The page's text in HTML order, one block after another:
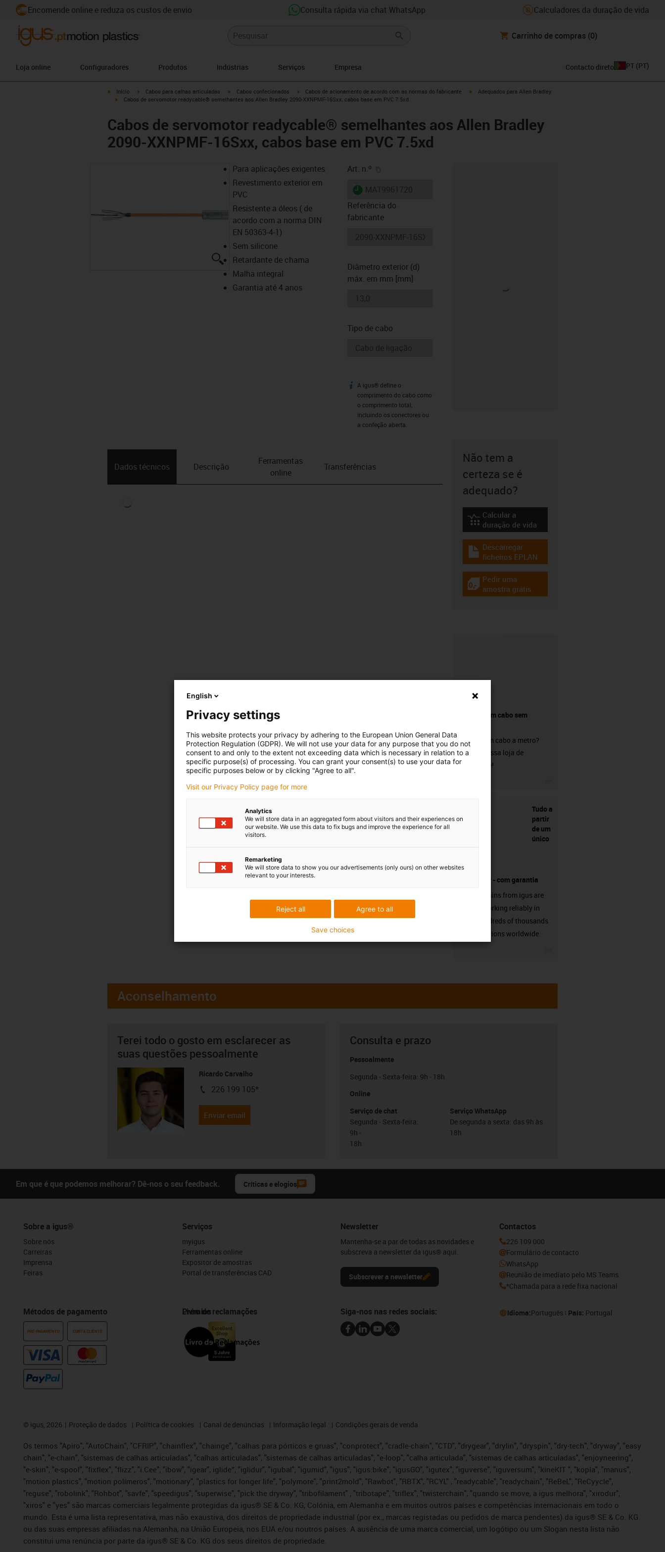
Encomende online e reduza os custos de envio Consulta rápida via chat WhatsApp Calculadores da duração de vida
Carrinho de compras (0)
Loja online Configuradores Produtos Indústrias Serviços Empresa Contacto direto PT (PT)
igus-icon-arrow-right
Início igus-icon-arrow-right
Cabos para calhas articuladas igus-icon-arrow-right
Cabos confecionados igus-icon-arrow-right
Cabos de acionamento de acordo com as normas do fabricante igus-icon-arrow-right
Adequados para Allen Bradley
igus-icon-arrow-right
Cabos de servomotor readycable® semelhantes aos Allen Bradley 2090-XXNPMF-16Sxx, cabos base em PVC 7.5xd
Cabos de servomotor readycable® semelhantes aos Allen Bradley
2090-XXNPMF-16Sxx, cabos base em PVC 7.5xd
igus-icon-lupe
Para aplicações exigentes
Revestimento exterior em
PVC
Resistente a óleos ( de
acordo com a norma DIN
EN 50363-4-1)
Sem silicone
Retardante de chama
Malha integral
Garantia até 4 anos
Art. n.º
igus-icon-lieferzeit
Referência do
fabricante
Diâmetro exterior (d)
máx. em mm [mm]
Tipo de cabo
igus-icon-info
A igus® define o
comprimento do cabo como
o comprimento total,
incluindo os conectores ou
a confeção aberta.
Dados técnicos Descrição
Ferramentas
online
Transferências
Não tem a
certeza se é
adequado?
igus-icon-lebensdauerrechner
Calcular a
duração de vida
igus-icon-download-plan
Descarregar
ficheiros EPLAN
igus-icon-gratismuster
Pedir uma
amostra grátis
Comprar um cabo sem
Procura um cabo a metro?
Visite a nossa loja de
chainflex®!
Tudo a
partir
de um
único
fornecedor - com garantia
Energy chains from igus are
already working reliably in
many hundreds of thousands
of applications worldwide.
Aconselhamento
Terei todo o gosto em esclarecer as
suas questões pessoalmente
Ricardo Carvalho
igus-icon-phone
226 199 105*
Enviar email
Consulta e prazo
Pessoalmente
Segunda - Sexta-feira: 9h - 18h
Online
Serviço de chat
Segunda - Sexta-feira:
9h -
18h
Serviço WhatsApp
De segunda a sexta: das 9h às
18h
Em que é que podemos melhorar? Dê-nos o seu feedback. Críticas e elogios
Sobre a igus®
Sobre nós
Carreiras
Imprensa
Feiras
Métodos de pagamento
PRÉ-PAGAMENTO CONTA CLIENTE
Serviços
myigus
Ferramentas online
Expositor de amostras
Portal de transferências CAD
Prémios
Livro de reclamações
Newsletter
Mantenha-se a par de todas as novidades e
subscreva a newsletter da igus® aqui.
Subscrever a newsletter
Contactos
226 109 000
Formulário de contacto
WhatsApp
Reunião de imediato pelo MS Teams
*Chamada para a rede fixa nacional
Siga-nos nas redes sociais: Idioma:Português País: Portugal
© igus, 2026 Proteção de dados Política de cookies Canal de denúncias Informação legal Condições gerais de venda
Os termos "Apiro", "AutoChain", "CFRIP", "chainflex", "chainge", "calhas para pórticos e gruas", "conprotect", "cradle-chain", "CTD", "drygear", "drylin", "dryspin", "dry-tech", "dryway", "easy
chain", "e-chain", "sistemas de calhas articuladas", "calhas articuladas", "sistemas de calhas articuladas", "e-loop", "calha articulada", "sistemas de calhas articuladas", "enjoyneering",
"e-skin", "e-spool", "fixflex", "flizz", "i.Cee", "ibow", "igear", iglide”, "iglidur", "igubal", "igumid", "igus", "igus:bike", "igusGO", "igutex", "iguverse", "iguversum", "kineKIT ", "kopla", "manus",
"motion plastics", "motion polímeros", "motionary", "plastics for longer life", "polymore", "print2mold", "Rawbot", "RBTX", "RCYL" , "readycable", "readychain", "ReBeL", "ReCyycle",
"reguse", "robolink", "Rohbot", "savfe", "speedigus", "superwise", "pick the dryway", "tribofilament" , "tribotape", "triflex", "twisterchain", "quando se move, a igus melhora", "xirodur",
"xiros" e "yes" são marcas comerciais legalmente protegidas da igus® SE & Co. KG, Colónia, em Alemanha e em muitos outros países e competências internacionais em todo o
mundo. Esta é uma lista representativa, mas não exaustiva, dos direitos de propriedade industrial (por ex., marcas registadas ou pedidos de marca pendentes) da igus® SE & Co. KG
ou das suas empresas afiliadas na Alemanha, na União Europeia, nos EUA e/ou noutros países. A ausência de uma marca comercial, um logótipo ou um Slogan nesta lista não
constitui uma renúncia por parte da igus® SE & Co. KG dos seus direitos de propriedade.
English
Privacy settings
This website protects your privacy by adhering to the European Union General Data
Protection Regulation (GDPR). We will not use your data for any purpose that you do not
consent to and only to the extent not exceeding data which is necessary in relation to a
specific purpose(s) of processing. You can grant your consent(s) to use your data for
specific purposes below or by clicking "Agree to all".
Visit our Privacy Policy page for more
Analytics
We will store data in an aggregated form about visitors and their experiences on
our website. We use this data to fix bugs and improve the experience for all
visitors.
Remarketing
We will store data to show you our advertisements (only ours) on other websites
relevant to your interests.
Agree to all
Reject all
Save choices